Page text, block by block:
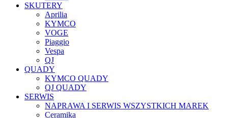
SKUTERY
Aprilia
KYMCO
VOGE
Piaggio
Vespa
QJ
QUADY
KYMCO QUADY
QJ QUADY
SERWIS
NAPRAWA I SERWIS WSZYSTKICH MAREK
Ceramika